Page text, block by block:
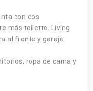
con dos
más toilette. Living
al frente y garaje.
ropa de cama y